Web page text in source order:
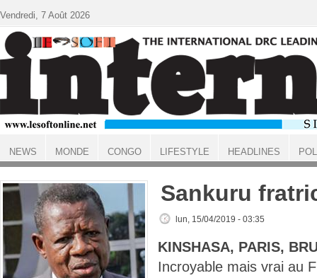
ACCUEIL
Sankuru
lun, 15/04/2019 - 03:35
KINSHASA, PARIS,
Incroyable mais vrai au
Vendredi, 7 Août 2026
NEWS MONDE CONGO LIFESTYLE HEADLINES